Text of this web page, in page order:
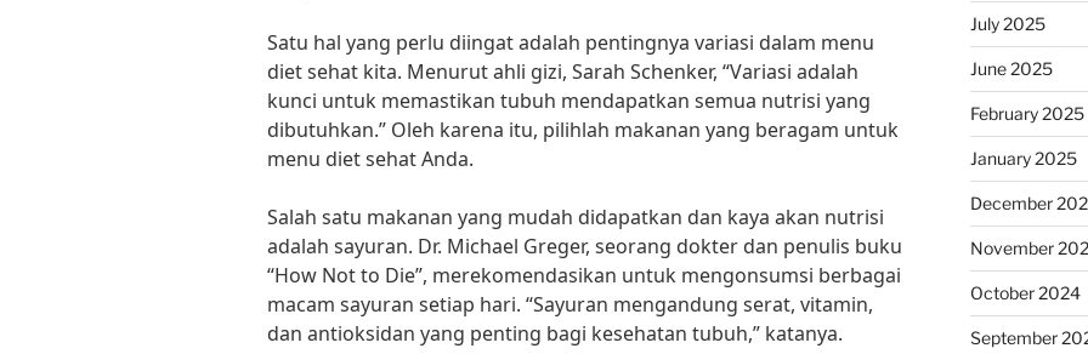
Satu hal yang perlu diingat adalah pentingnya variasi dalam menu
diet sehat kita. Menurut ahli gizi, Sarah Schenker, “Variasi adalah
kunci untuk memastikan tubuh mendapatkan semua nutrisi yang
dibutuhkan.” Oleh karena itu, pilihlah makanan yang beragam untuk
menu diet sehat Anda.
Salah satu makanan yang mudah didapatkan dan kaya akan nutrisi
adalah sayuran. Dr. Michael Greger, seorang dokter dan penulis buku
“How Not to Die”, merekomendasikan untuk mengonsumsi berbagai
macam sayuran setiap hari. “Sayuran mengandung serat, vitamin,
dan antioksidan yang penting bagi kesehatan tubuh,” katanya.
July 2025
June 2025
February 2025
January 2025
December
November
October 2024
September